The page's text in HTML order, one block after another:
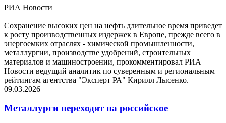
РИА Новости
Сохранение высоких цен на нефть длительное время приведет
к росту производственных издержек в Европе, прежде всего в
энергоемких отраслях - химической промышленности,
металлургии, производстве удобрений, строительных
материалов и машиностроении, прокомментировал РИА
Новости ведущий аналитик по суверенным и региональным
рейтингам агентства "Эксперт РА" Кирилл Лысенко.
09.03.2026
Металлурги переходят на российское